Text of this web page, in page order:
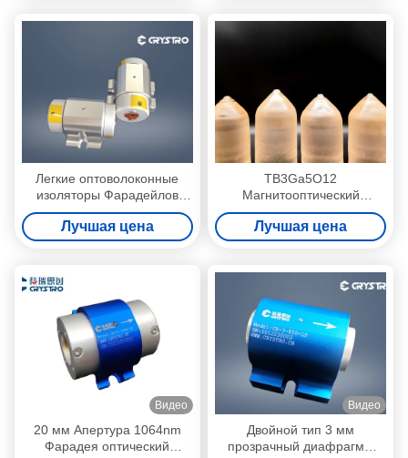
Легкие оптоволоконные
изоляторы Фарадейлов
магнитооптические
материалы Сертификация
SGS
Лучшая цена
TB3Ga5O12
Магнитооптический
материал TGG
Однокристаллический для
оптического изолятора
Лучшая цена
Видео
20 мм Апертура 1064nm
Фарадея оптический
Видео
Двойной тип 3 мм
прозрачный диафрагмы